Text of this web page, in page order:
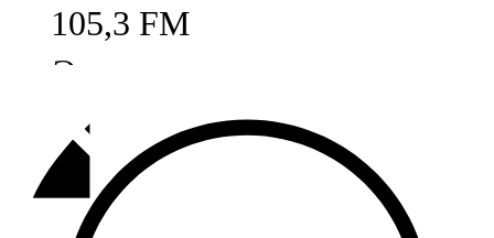
105,3 FM
Әлмәт
92,9 FM
Базарлы матак
107,1 FM